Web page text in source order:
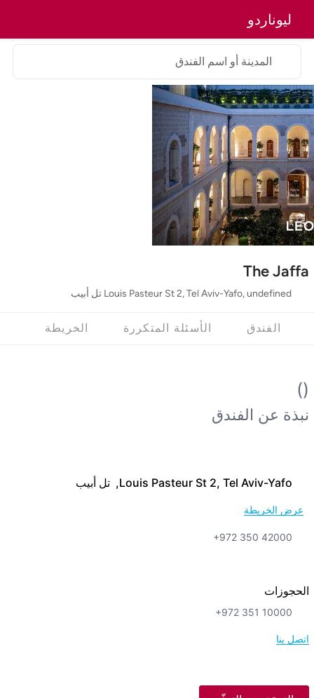
ليوناردو
The Jaffa
Louis Pasteur St 2, Tel Aviv-Yafo, undefined تل أبيب
المدينة أو اسم الفندق
الفندق الأسئلة المتكررة الخريطة
Louis Pasteur St 2, Tel Aviv-Yafo, تل أبيب
عرض الخريطة
+972 350 42000
الحجوزات
+972 351 10000
اتصل بنا
()
نبذة عن الفندق